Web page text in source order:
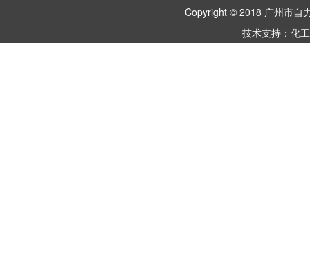
Copyright © 2018 广州市
技术支持： 化